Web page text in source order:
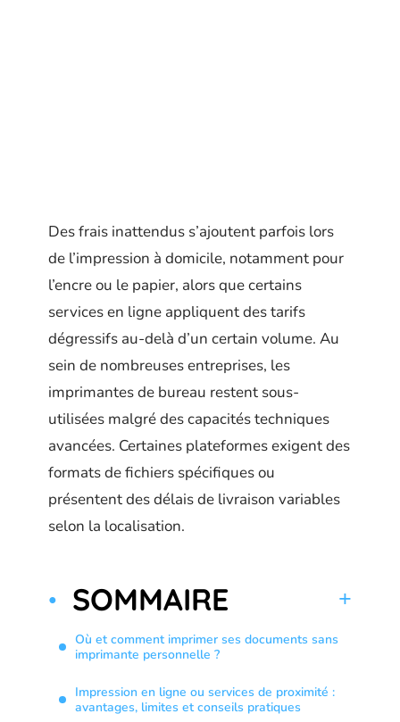
Des frais inattendus s’ajoutent parfois lors
de l’impression à domicile, notamment pour
l’encre ou le papier, alors que certains
services en ligne appliquent des tarifs
dégressifs au-delà d’un certain volume. Au
sein de nombreuses entreprises, les
imprimantes de bureau restent sous-
utilisées malgré des capacités techniques
avancées. Certaines plateformes exigent des
formats de fichiers spécifiques ou
présentent des délais de livraison variables
selon la localisation.
SOMMAIRE
Où et comment imprimer ses documents sans
imprimante personnelle ?
Impression en ligne ou services de proximité :
avantages, limites et conseils pratiques